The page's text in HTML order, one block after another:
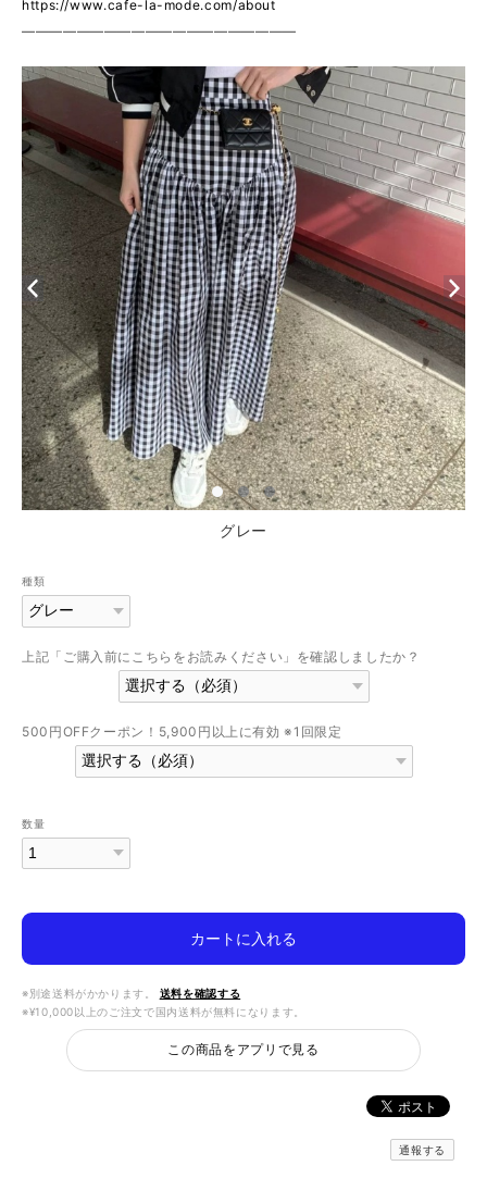
https://www.cafe-la-mode.com/about
————————————————————
グレー
種類
上記「ご購入前にこちらをお読みください」を確認しましたか？
500円OFFクーポン！5,900円以上に有効 ※1回限定
数量
カートに入れる
※別途送料がかかります。
送料を確認する
※¥10,000以上のご注文で国内送料が無料になります。
この商品をアプリで見る
通報する